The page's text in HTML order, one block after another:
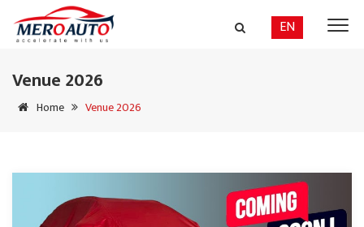
EN
Venue 2026
Home Venue 2026